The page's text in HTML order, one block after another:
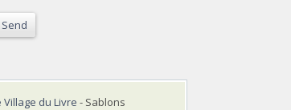
Send
du Livre - Sablons